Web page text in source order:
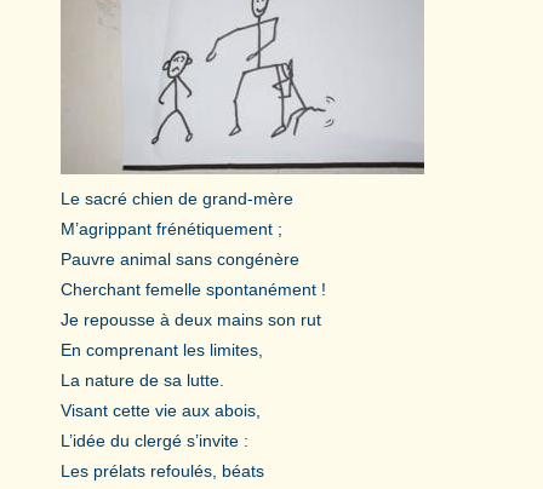
Le sacré chien de grand-mère
M’agrippant frénétiquement ;
Pauvre animal sans congénère
Cherchant femelle spontanément !
Je repousse à deux mains son rut
En comprenant les limites,
La nature de sa lutte.
Visant cette vie aux abois,
L’idée du clergé s’invite :
Les prélats refoulés, béats